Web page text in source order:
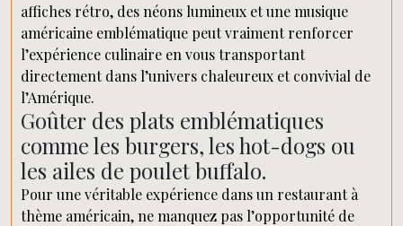
affiches rétro, des néons lumineux et une musique
américaine emblématique peut vraiment renforcer
l’expérience culinaire en vous transportant
directement dans l’univers chaleureux et convivial de
l’Amérique.
Goûter des plats emblématiques
comme les burgers, les hot-dogs ou
les ailes de poulet buffalo.
Pour une véritable expérience dans un restaurant à
thème américain, ne manquez pas l’opportunité de